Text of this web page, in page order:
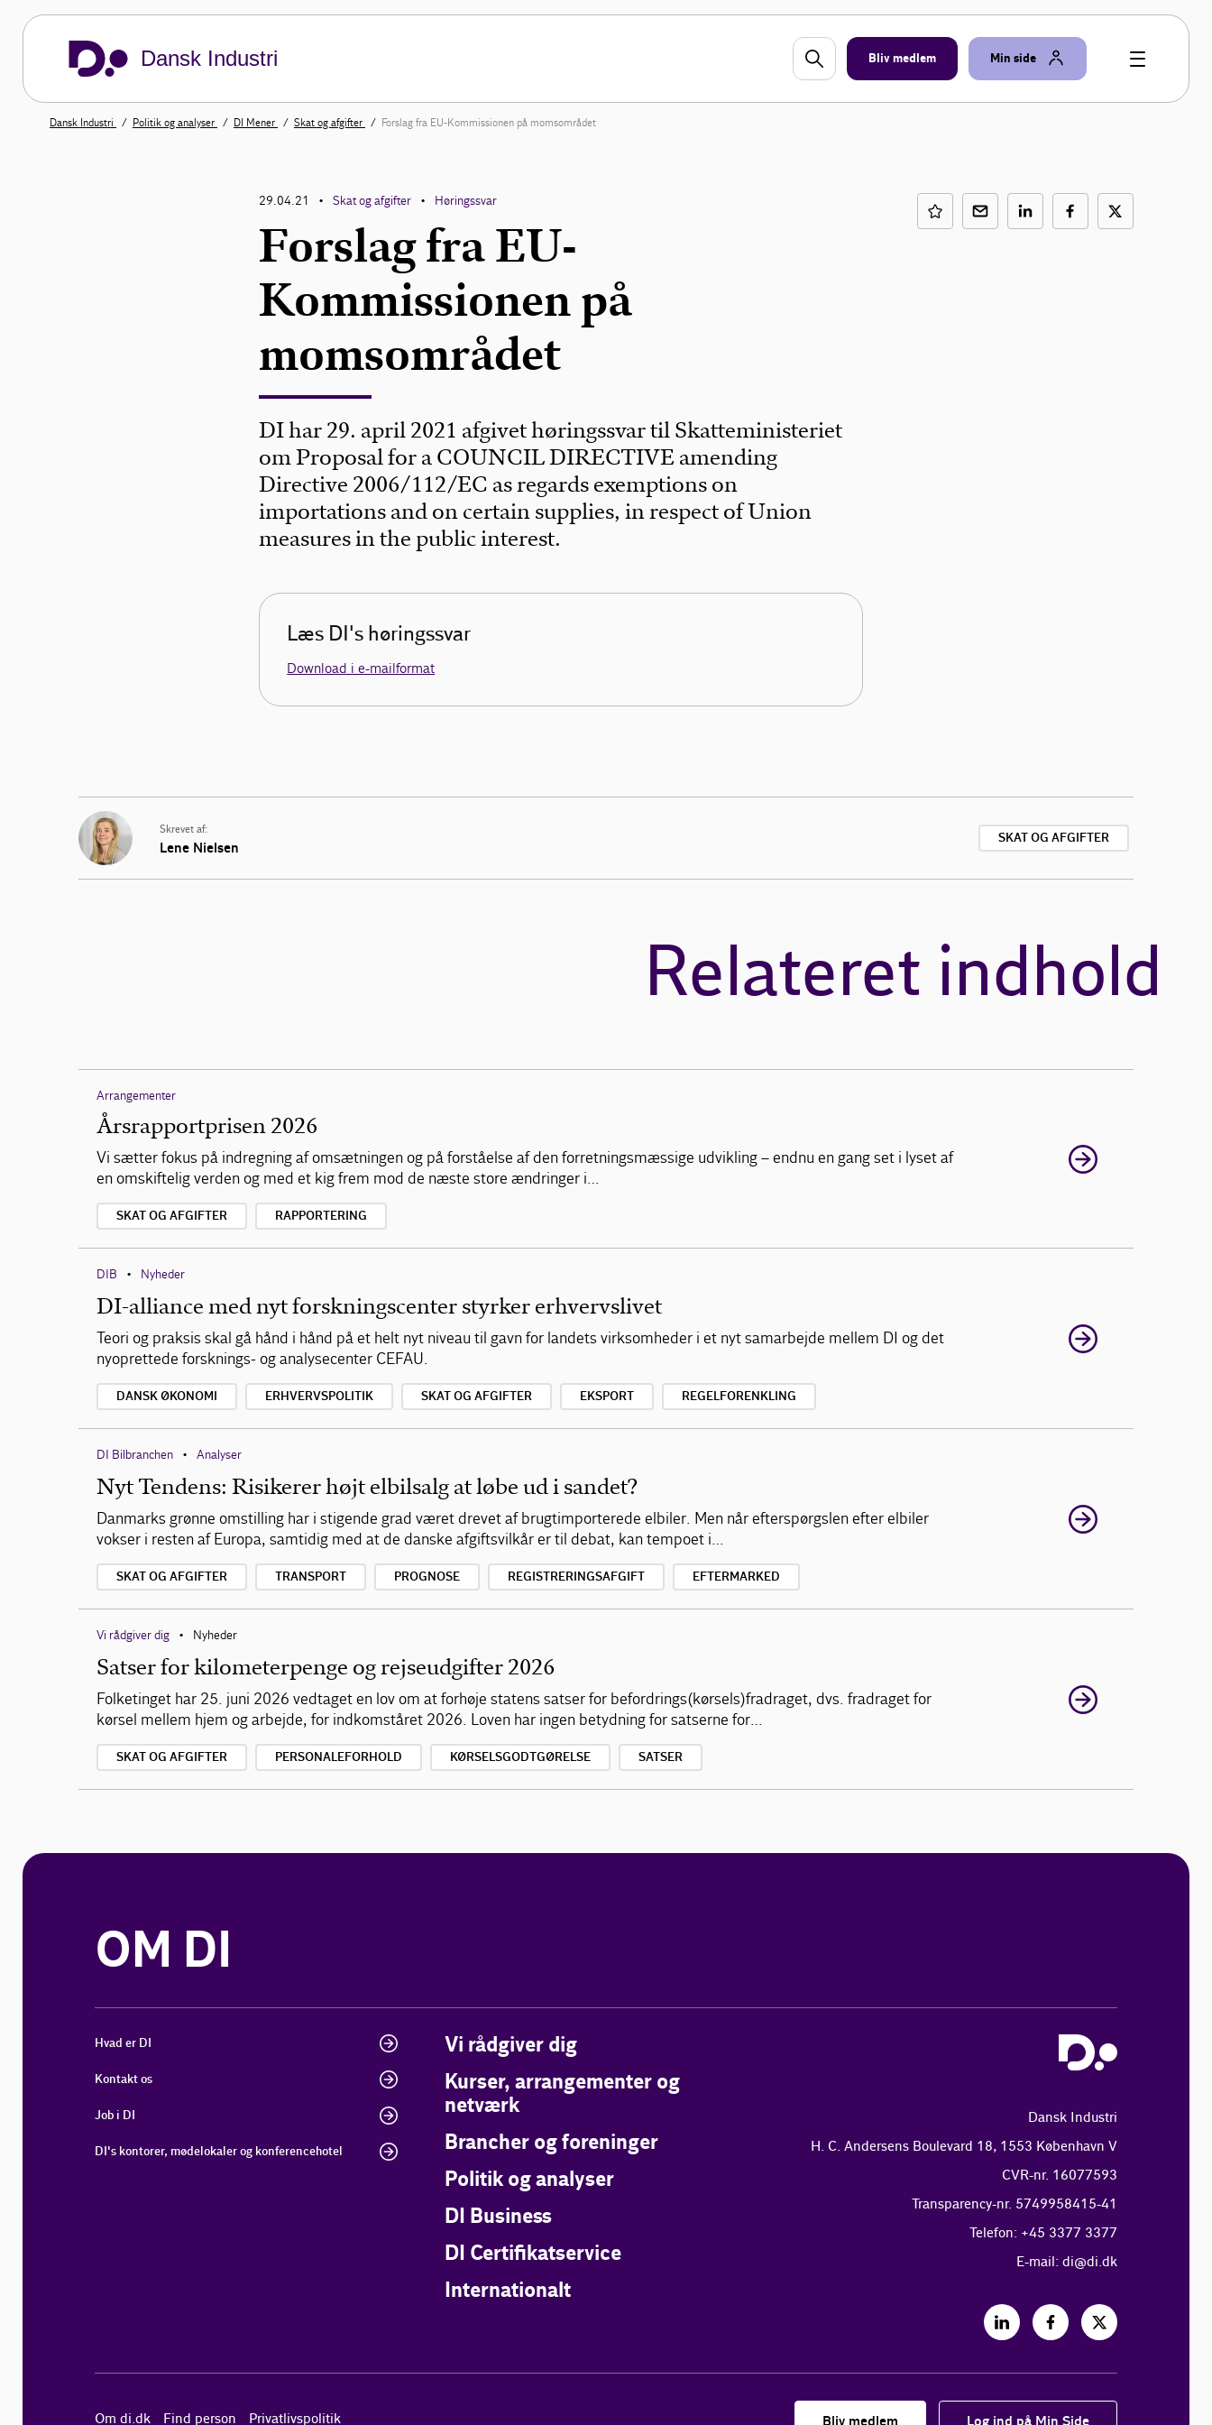
Dansk Industri Bliv medlem Min side
Dansk Industri Politik og analyser DI Mener Skat og afgifter Forslag fra EU-Kommissionen på momsområdet
29.04.21 • Skat og afgifter • Høringssvar
Forslag fra EU-
Kommissionen på
momsområdet
DI har 29. april 2021 afgivet høringssvar til Skatteministeriet
om Proposal for a COUNCIL DIRECTIVE amending
Directive 2006/112/EC as regards exemptions on
importations and on certain supplies, in respect of Union
measures in the public interest.
Læs DI's høringssvar
Download i e-mailformat
Skrevet af:
Lene Nielsen
SKAT OG AFGIFTER
Relateret indhold
Arrangementer
Årsrapportprisen 2026
Vi sætter fokus på indregning af omsætningen og på forståelse af den forretningsmæssige udvikling – endnu en gang set i lyset af
en omskiftelig verden og med et kig frem mod de næste store ændringer i…
SKAT OG AFGIFTER RAPPORTERING
DIB • Nyheder
DI-alliance med nyt forskningscenter styrker erhvervslivet
Teori og praksis skal gå hånd i hånd på et helt nyt niveau til gavn for landets virksomheder i et nyt samarbejde mellem DI og det
nyoprettede forsknings- og analysecenter CEFAU.
DANSK ØKONOMI ERHVERVSPOLITIK SKAT OG AFGIFTER EKSPORT REGELFORENKLING
DI Bilbranchen • Analyser
Nyt Tendens: Risikerer højt elbilsalg at løbe ud i sandet?
Danmarks grønne omstilling har i stigende grad været drevet af brugtimporterede elbiler. Men når efterspørgslen efter elbiler
vokser i resten af Europa, samtidig med at de danske afgiftsvilkår er til debat, kan tempoet i…
SKAT OG AFGIFTER TRANSPORT PROGNOSE REGISTRERINGSAFGIFT EFTERMARKED
Vi rådgiver dig • Nyheder
Satser for kilometerpenge og rejseudgifter 2026
Folketinget har 25. juni 2026 vedtaget en lov om at forhøje statens satser for befordrings(kørsels)fradraget, dvs. fradraget for
kørsel mellem hjem og arbejde, for indkomståret 2026. Loven har ingen betydning for satserne for…
SKAT OG AFGIFTER PERSONALEFORHOLD KØRSELSGODTGØRELSE SATSER
OM DI
Hvad er DI
Kontakt os
Job i DI
DI's kontorer, mødelokaler og konferencehotel
Vi rådgiver dig
Kurser, arrangementer og
netværk
Brancher og foreninger
Politik og analyser
DI Business
DI Certifikatservice
Internationalt
Dansk Industri
H. C. Andersens Boulevard 18, 1553 København V
CVR-nr. 16077593
Transparency-nr. 5749958415-41
Telefon: +45 3377 3377
E-mail: di@di.dk
Om di.dk Find person Privatlivspolitik Bliv medlem Log ind på Min Side